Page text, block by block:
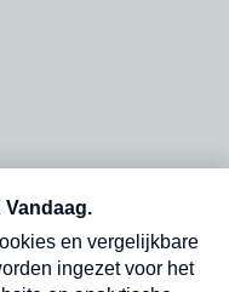
op onze
in